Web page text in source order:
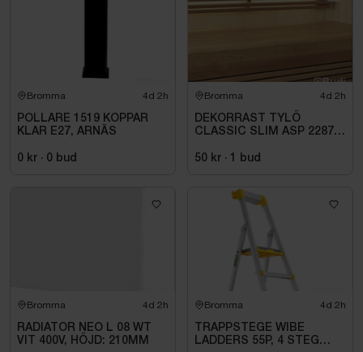
Bromma 4d 2h
POLLARE 1519 KOPPAR
KLAR E27, ARNÄS
0 kr · 0 bud
Bromma 4d 2h
DEKORRAST TYLÖ
CLASSIC SLIM ASP 2287
50 kr · 1 bud
Bromma 4d 2h
RADIATOR NEO L 08 WT
VIT 400V, HÖJD: 210MM
Bromma 4d 2h
TRAPPSTEGE WIBE
LADDERS 55P, 4 STEG